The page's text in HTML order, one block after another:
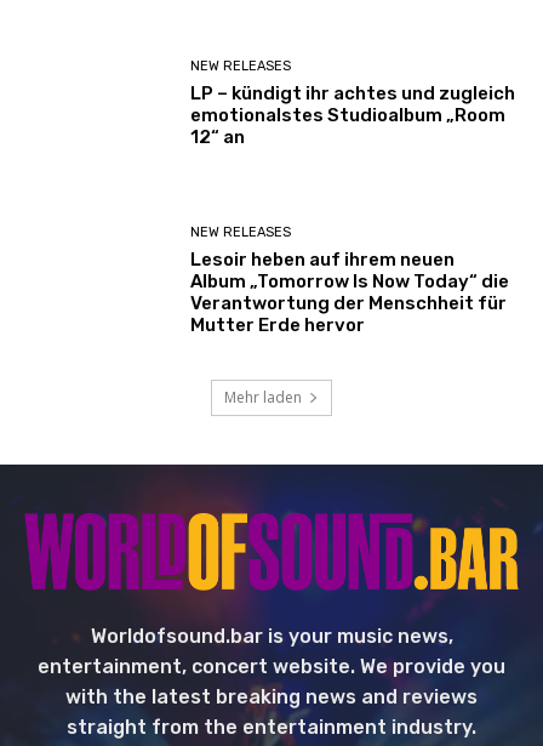
NEW RELEASES
LP – kündigt ihr achtes und zugleich
emotionalstes Studioalbum „Room
12“ an
NEW RELEASES
Lesoir heben auf ihrem neuen
Album „Tomorrow Is Now Today“ die
Verantwortung der Menschheit für
Mutter Erde hervor
Mehr laden
Worldofsound.bar is your music news,
entertainment, concert website. We provide you
with the latest breaking news and reviews
straight from the entertainment industry.